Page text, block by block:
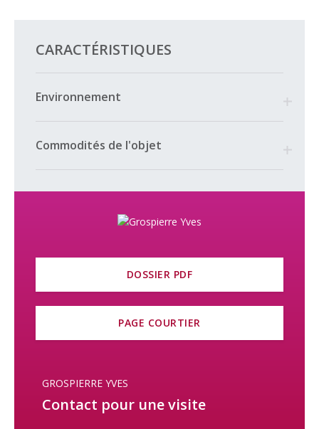
Charges mensuelles (y compris chauffage & eau chaude et
Impôt foncier 1‰
CARACTÉRISTIQUES
Environnement
Commodités de l'objet
DOSSIER PDF
PAGE COURTIER
GROSPIERRE YVES
Contact pour une visite